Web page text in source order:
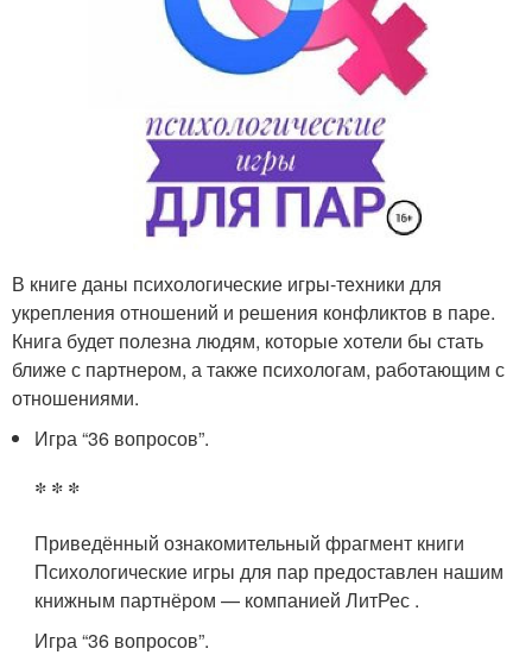
В книге даны психологические игры-техники для
укрепления отношений и решения конфликтов в паре.
Книга будет полезна людям, которые хотели бы стать
ближе с партнером, а также психологам, работающим с
отношениями.
Игра “36 вопросов”.
* * *
Приведённый ознакомительный фрагмент книги
Психологические игры для пар предоставлен нашим
книжным партнёром — компанией ЛитРес .
Игра “36 вопросов”.